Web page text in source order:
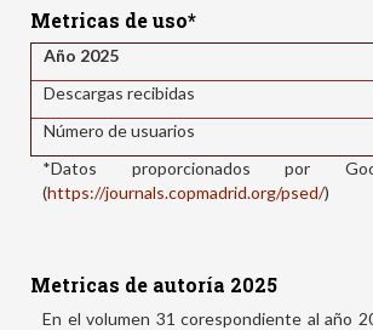
Metricas de uso*
Año 2025
Descargas recibidas
Número de usuarios
*Datos proporcionados por
(https://journals.copmadrid.org/psed/)
Metricas de autoría 2025
En el volumen 31 corespondiente al año